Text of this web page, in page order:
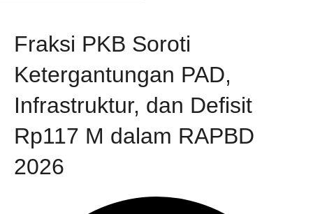
Fraksi PKB Soroti
Ketergantungan PAD,
Infrastruktur, dan Defisit
Rp117 M dalam RAPBD
2026